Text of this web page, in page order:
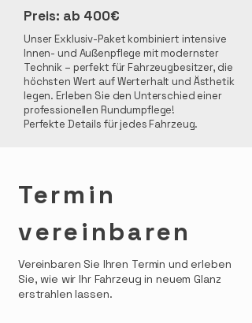
Preis: ab 400€
Unser Exklusiv-Paket kombiniert intensive
Innen- und Außenpflege mit modernster
Technik – perfekt für Fahrzeugbesitzer, die
höchsten Wert auf Werterhalt und Ästhetik
legen. Erleben Sie den Unterschied einer
professionellen Rundumpflege!
Perfekte Details für jedes Fahrzeug.
Termin
vereinbaren
Vereinbaren Sie Ihren Termin und erleben
Sie, wie wir Ihr Fahrzeug in neuem Glanz
erstrahlen lassen.